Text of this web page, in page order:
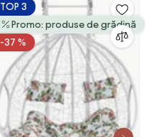
TOP 3
Promo: produse de grădină
-37 %